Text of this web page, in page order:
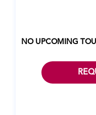
NO UPCOMING